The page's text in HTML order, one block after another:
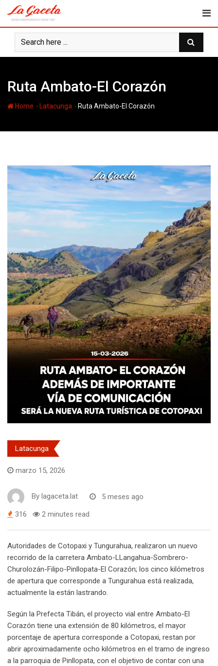
content
Ruta Ambato-El Corazón
Home - Latacunga - Ruta Ambato-El Corazón
Latacunga
marzo 15, 2026
By lagaceta.lat 5 meses ago
316 2 minutes read
Autoridades de Cotopaxi y Tungurahua, realizaron un nuevo
recorrido de la carretera Ambato-LLangahua-Sombrero-
Churolozán-Filipo-Pinllopata-El Corazón; los cinco kilómetros
de apertura que corresponde a Tungurahua está realizada,
actualmente la están lastrando.
Según la Prefecta Tibán, el proyecto vial entre Ambato-El
Corazón tiene una extensión de 80 kilómetros, el mayor
porcentaje de apertura corresponde a Cotopaxi, restan por
abrir aproximadamente ocho kilómetros en el tramo de ingreso
a la parroquia de Pinllopata, con el objetivo de contar con una